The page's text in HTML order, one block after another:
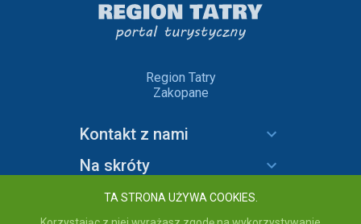
Region Tatry
Zakopane
Kontakt z nami
Na skróty
Informacje
TA STRONA UŻYWA COOKIES.